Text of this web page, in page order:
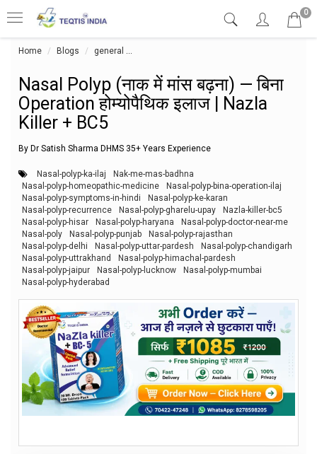
0
Home Blogs general
Nasal Polyp (नाक में मांस बढ़ना) — बिना
Operation होम्योपैथिक इलाज | Nazla
Killer + BC5
By Dr Satish Sharma DHMS 35+ Years Experience
Nasal-polyp-ka-ilaj
Nak-me-mas-badhna
Nasal-polyp-homeopathic-medicine
Nasal-polyp-bina-operation-ilaj
Nasal-polyp-symptoms-in-hindi
Nasal-polyp-ke-karan
Nasal-polyp-recurrence
Nasal-polyp-gharelu-upay
Nazla-killer-bc5
Nasal-polyp-hisar
Nasal-polyp-haryana
Nasal-polyp-doctor-near-me
Nasal-poly
Nasal-polyp-punjab
Nasal-polyp-rajasthan
Nasal-polyp-delhi
Nasal-polyp-uttar-pardesh
Nasal-polyp-chandigarh
Nasal-polyp-uttrakhand
Nasal-polyp-himachal-pardesh
Nasal-polyp-jaipur
Nasal-polyp-lucknow
Nasal-polyp-mumbai
Nasal-polyp-hyderabad